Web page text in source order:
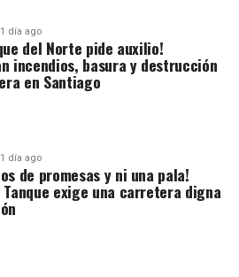
1 día ago
del Norte pide auxilio!
incendios, basura y destrucción
en Santiago
1 día ago
de promesas y ni una pala!
Tanque exige una carretera digna